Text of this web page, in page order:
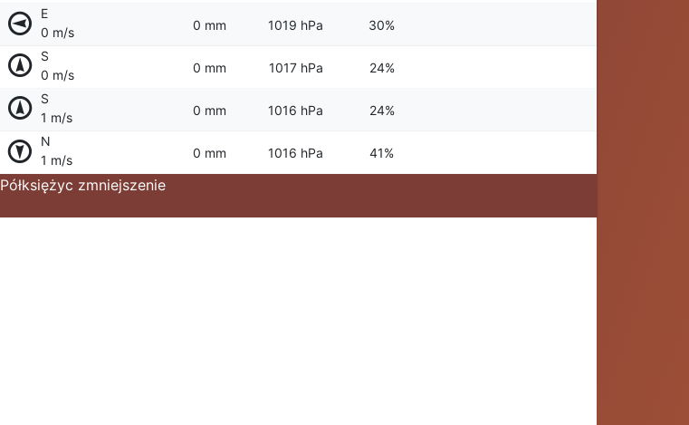
E
0 m/s
0 mm 1019 hPa 30%
S
0 m/s
0 mm 1017 hPa 24%
S
1 m/s
0 mm 1016 hPa 24%
N
1 m/s
0 mm 1016 hPa 41%
Półksiężyc zmniejszenie